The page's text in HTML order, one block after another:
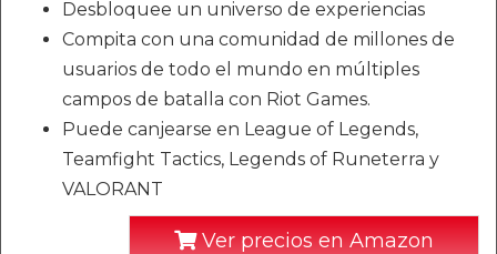
Desbloquee un universo de experiencias
Compita con una comunidad de millones de
usuarios de todo el mundo en múltiples
campos de batalla con Riot Games.
Puede canjearse en League of Legends,
Teamfight Tactics, Legends of Runeterra y
VALORANT
Ver precios en Amazon